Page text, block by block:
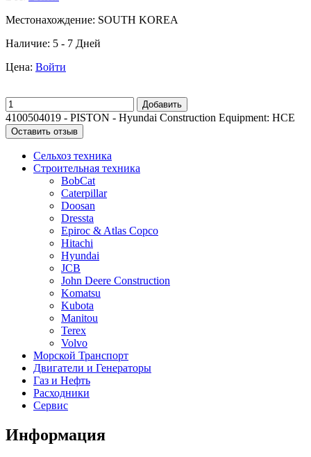
Местонахождение: SOUTH KOREA
Наличие: 5 - 7 Дней
Цена: Войти
Добавить
4100504019 - PISTON - Hyundai Construction Equipment: HCE
Оставить отзыв
Сельхоз техника
Строительная техника
BobCat
Caterpillar
Doosan
Dressta
Epiroc & Atlas Copco
Hitachi
Hyundai
JCB
John Deere Construction
Komatsu
Kubota
Manitou
Terex
Volvo
Морской Транспорт
Двигатели и Генераторы
Газ и Нефть
Расходники
Сервис
Информация